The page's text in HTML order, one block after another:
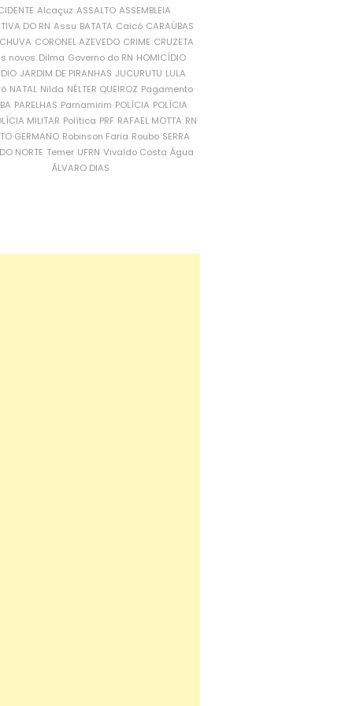
Alcaçuz ASSALTO ASSEMBLEIA
DO RN Assu BATATA Caicó CARAÚBAS
CORONEL AZEVEDO CRIME CRUZETA
novos Dilma Governo do RN HOMICÍDIO
JARDIM DE PIRANHAS JUCURUTU LULA
NATAL Nilda NÉLTER QUEIROZ Pagamento
PARELHAS Parnamirim POLÍCIA POLÍCIA
MILITAR Política PRF RAFAEL MOTTA RN
GERMANO Robinson Faria Roubo SERRA
NORTE Temer UFRN Vivaldo Costa Água
ÁLVARO DIAS